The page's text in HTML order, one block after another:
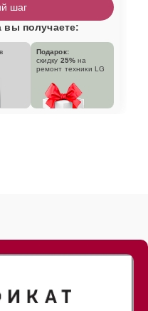
шаг
вы получаете:
Подарок:
скидку 25% на
ремонт техники LG